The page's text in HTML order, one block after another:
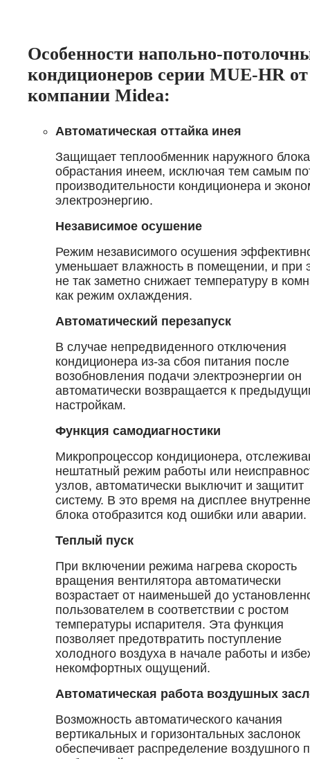
Особенности напольно-
кондиционеров серии MUE-HR от
компании Midea:
Автоматическая оттайка инея
Защищает теплообменник наружного
обрастания инеем, исключая тем самым
производительности кондиционера и
электроэнергию.
Независимое осушение
Режим независимого осушения
уменьшает влажность в помещении, и при
не так заметно снижает температуру в
как режим охлаждения.
Автоматический перезапуск
В случае непредвиденного отключения
кондиционера из-за сбоя питания после
возобновления подачи электроэнергии он
автоматически возвращается к
настройкам.
Функция самодиагностики
Микропроцессор кондиционера,
нештатный режим работы или
узлов, автоматически выключит и защитит
систему. В это время на дисплее
блока отобразится код ошибки или аварии.
Теплый пуск
При включении режима нагрева скорость
вращения вентилятора автоматически
возрастает от наименьшей до
пользователем в соответствии с ростом
температуры испарителя. Эта функция
позволяет предотвратить поступление
холодного воздуха в начале работы и
некомфортных ощущений.
Автоматическая работа воздушных
Возможность автоматического качания
вертикальных и горизонтальных заслонок
обеспечивает распределение воздушного